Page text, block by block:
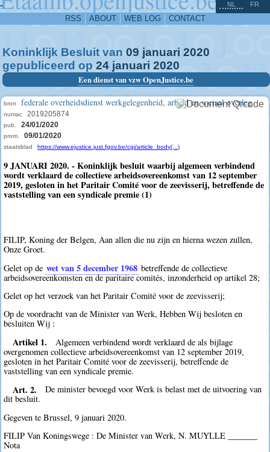
-
RSS ABOUT WEB LOG CONTACT
NL FR
Koninklijk Besluit van 09 januari 2020
gepubliceerd op 24 januari 2020
Een dienst van vzw OpenJustice.be
bron federale overheidsdienst werkgelegenheid, arbeid en sociaal overleg
numac 2019205874
pub. 24/01/2020
prom. 09/01/2020
staatsblad https://www.ejustice.just.fgov.be/cgi/article_body(...)
9 JANUARI 2020. - Koninklijk besluit waarbij algemeen verbindend
wordt verklaard de collectieve arbeidsovereenkomst van 12 september
2019, gesloten in het Paritair Comité voor de zeevisserij, betreffende de
vaststelling van een syndicale premie (1)
FILIP, Koning der Belgen, Aan allen die nu zijn en hierna wezen zullen,
Onze Groet.
Gelet op de wet van 5 december 1968 betreffende de collectieve
arbeidsovereenkomsten en de paritaire comités, inzonderheid op artikel 28;
Gelet op het verzoek van het Paritair Comité voor de zeevisserij;
Op de voordracht van de Minister van Werk, Hebben Wij besloten en
besluiten Wij :
Artikel 1.
Algemeen verbindend wordt verklaard de als bijlage
overgenomen collectieve arbeidsovereenkomst van 12 september 2019,
gesloten in het Paritair Comité voor de zeevisserij, betreffende de
vaststelling van een syndicale premie.
Art. 2.
De minister bevoegd voor Werk is belast met de uitvoering van
dit besluit.
Gegeven te Brussel, 9 januari 2020.
FILIP Van Koningswege : De Minister van Werk, N. MUYLLE _______
Nota
^